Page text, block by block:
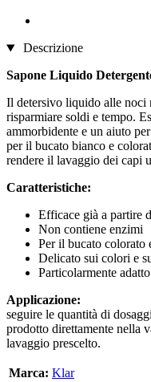
Descrizione
Sapone Liquido
Il detersivo liquido alle noci
risparmiare soldi e tempo.
ammorbidente e un aiuto
per il bucato bianco e
rendere il lavaggio dei capi
Caratteristiche:
Efficace già a partire
Non contiene enzimi
Per il bucato colorato
Delicato sui colori e
Particolarmente
Applicazione:
seguire le quantità di
prodotto direttamente nella
lavaggio prescelto.
Marca: Klar